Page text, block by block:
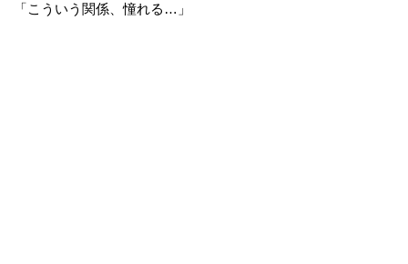
「こういう関係、憧れる…」